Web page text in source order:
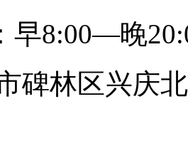
早8:00—晚
碑林区兴庆